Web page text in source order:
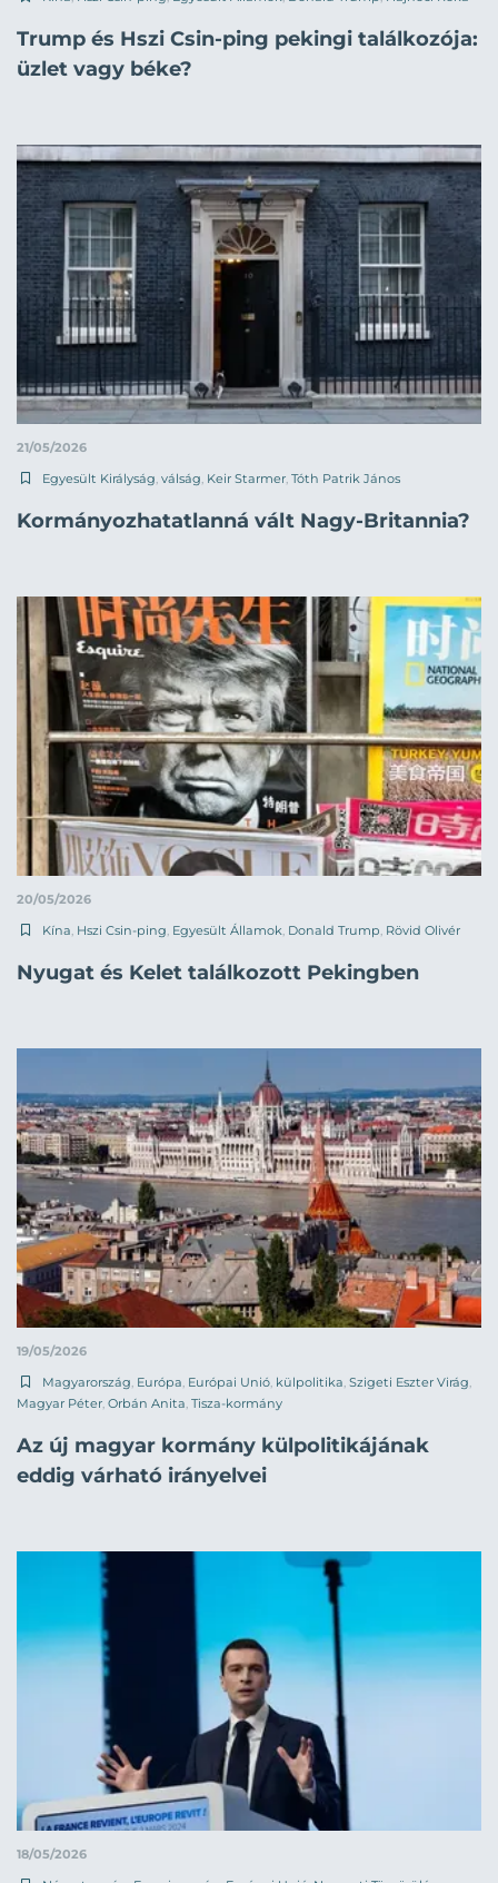
Trump és Hszi Csin-ping pekingi találkozója:
üzlet vagy béke?
21/05/2026
Egyesült Királyság, válság, Keir Starmer, Tóth Patrik János
Kormányozhatatlanná vált Nagy-Britannia?
20/05/2026
Kína, Hszi Csin-ping, Egyesült Államok, Donald Trump, Rövid Olivér
Nyugat és Kelet találkozott Pekingben
19/05/2026
Magyarország, Európa, Európai Unió, külpolitika, Szigeti Eszter Virág,
Magyar Péter, Orbán Anita, Tisza-kormány
Az új magyar kormány külpolitikájának
eddig várható irányelvei
18/05/2026